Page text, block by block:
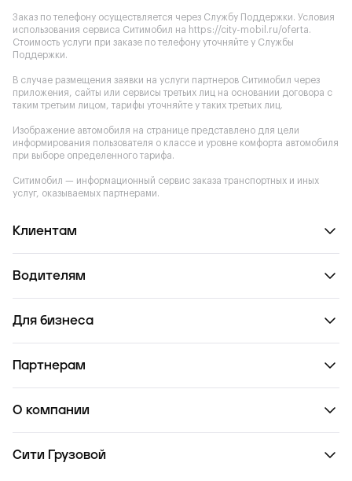
Заказ по телефону осуществляется через Службу Поддержки. Условия
использования сервиса Ситимобил на https://city-mobil.ru/oferta.
Стоимость услуги при заказе по телефону уточняйте у Службы
Поддержки.
В случае размещения заявки на услуги партнеров Ситимобил через
приложения, сайты или сервисы третьих лиц на основании договора с
таким третьим лицом, тарифы уточняйте у таких третьих лиц.
Изображение автомобиля на странице представлено для цели
информирования пользователя о классе и уровне комфорта автомобиля
при выборе определенного тарифа.
Ситимобил — информационный сервис заказа транспортных и иных
услуг, оказываемых партнерами.
Клиентам
Водителям
Для бизнеса
Партнерам
О компании
Сити Грузовой